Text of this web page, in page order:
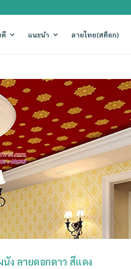
ดี แนะนำ ลายไทย(สต็อก)
ง ลายดอกดาว สีแดง